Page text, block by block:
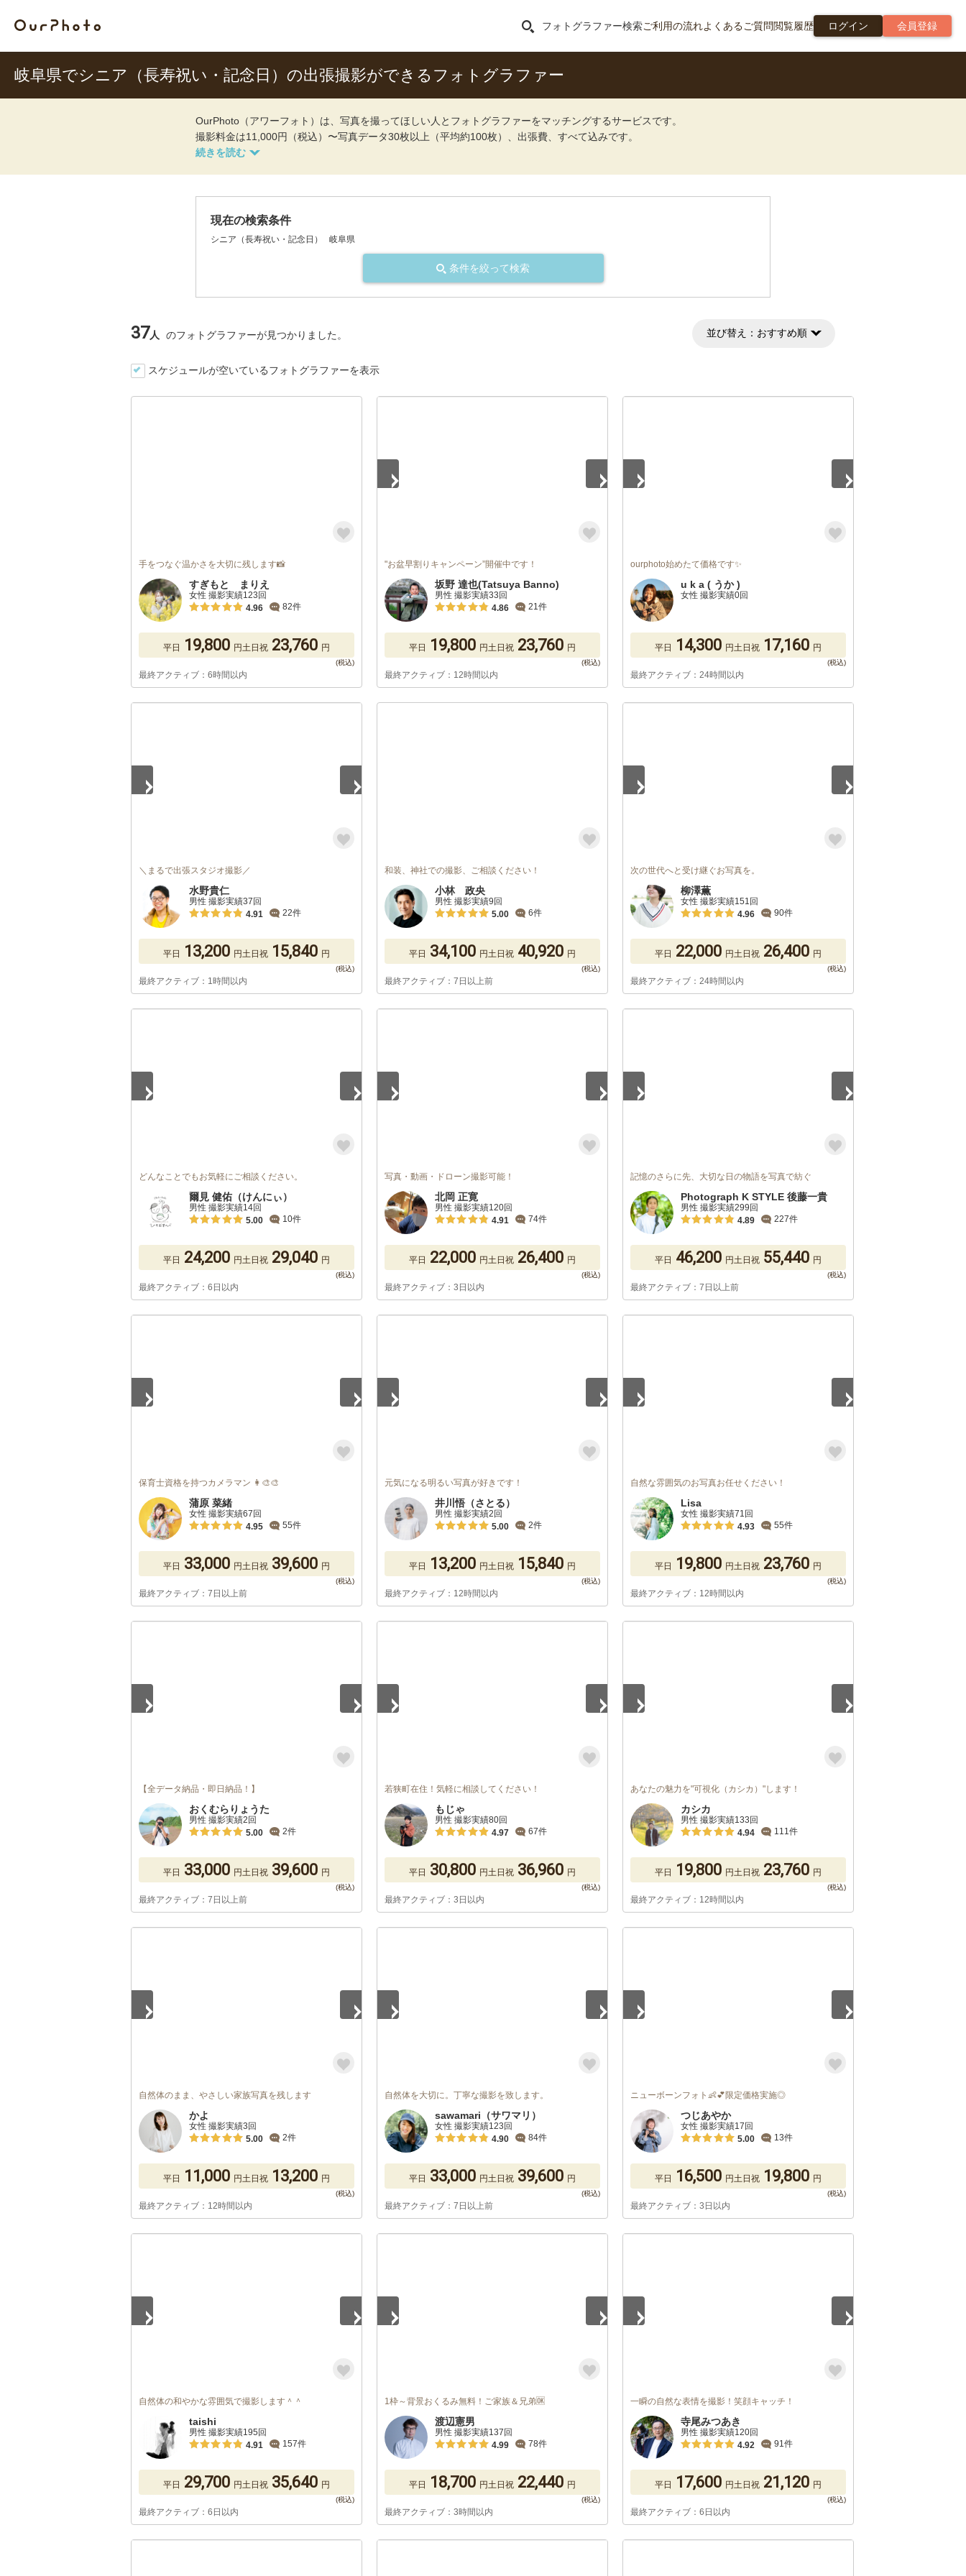
フォトグラファー検索ご利用の流れよくあるご質問閲覧履歴 ログイン 会員登録
岐阜県でシニア（長寿祝い・記念日）の出張撮影ができるフォトグラファー
OurPhoto（アワーフォト）は、写真を撮ってほしい人とフォトグラファーをマッチングするサービスです。
撮影料金は11,000円（税込）〜写真データ30枚以上（平均約100枚）、出張費、すべて込みです。
現在の検索条件
シニア（長寿祝い・記念日） 岐阜県
条件を絞って検索
37人 のフォトグラファーが見つかりました。 並び替え： おすすめ順
スケジュールが空いているフォトグラファーを表示
手をつなぐ温かさを大切に残します📸
すぎもと まりえ
女性 撮影実績123回
4.96
82件
平日 19,800 円土日祝 23,760 円
最終アクティブ：6時間以内
"お盆早割りキャンペーン”開催中です！
坂野 達也(Tatsuya Banno)
男性 撮影実績33回
4.86
21件
平日 19,800 円土日祝 23,760 円
最終アクティブ：12時間以内
ourphoto始めたて価格です✨
u k a ( うか )
女性 撮影実績0回
平日 14,300 円土日祝 17,160 円
最終アクティブ：24時間以内
＼まるで出張スタジオ撮影／
水野貴仁
男性 撮影実績37回
4.91
22件
平日 13,200 円土日祝 15,840 円
最終アクティブ：1時間以内
和装、神社での撮影、ご相談ください！
小林 政央
男性 撮影実績9回
5.00
6件
平日 34,100 円土日祝 40,920 円
最終アクティブ：7日以上前
次の世代へと受け継ぐお写真を。
柳澤薫
女性 撮影実績151回
4.96
90件
平日 22,000 円土日祝 26,400 円
最終アクティブ：24時間以内
どんなことでもお気軽にご相談ください。
爾見 健佑（けんにぃ）
男性 撮影実績14回
5.00
10件
平日 24,200 円土日祝 29,040 円
最終アクティブ：6日以内
写真・動画・ドローン撮影可能！
北岡 正寛
男性 撮影実績120回
4.91
74件
平日 22,000 円土日祝 26,400 円
最終アクティブ：3日以内
記憶のさらに先、大切な日の物語を写真で紡ぐ
Photograph K STYLE 後藤一貴
男性 撮影実績299回
4.89
227件
平日 46,200 円土日祝 55,440 円
最終アクティブ：7日以上前
保育士資格を持つカメラマン 👩‍🎨🎨
蒲原 菜緒
女性 撮影実績67回
4.95
55件
平日 33,000 円土日祝 39,600 円
最終アクティブ：7日以上前
元気になる明るい写真が好きです！
井川悟（さとる）
男性 撮影実績2回
5.00
2件
平日 13,200 円土日祝 15,840 円
最終アクティブ：12時間以内
自然な雰囲気のお写真お任せください！
Lisa
女性 撮影実績71回
4.93
55件
平日 19,800 円土日祝 23,760 円
最終アクティブ：12時間以内
【全データ納品・即日納品！】
おくむらりょうた
男性 撮影実績2回
5.00
2件
平日 33,000 円土日祝 39,600 円
最終アクティブ：7日以上前
若狭町在住！気軽に相談してください！
もじゃ
男性 撮影実績80回
4.97
67件
平日 30,800 円土日祝 36,960 円
最終アクティブ：3日以内
あなたの魅力を"可視化（カシカ）"します！
カシカ
男性 撮影実績133回
4.94
111件
平日 19,800 円土日祝 23,760 円
最終アクティブ：12時間以内
自然体のまま、やさしい家族写真を残します
かよ
女性 撮影実績3回
5.00
2件
平日 11,000 円土日祝 13,200 円
最終アクティブ：12時間以内
自然体を大切に。丁寧な撮影を致します。
sawamari（サワマリ）
女性 撮影実績123回
4.90
84件
平日 33,000 円土日祝 39,600 円
最終アクティブ：7日以上前
ニューボーンフォト👶💕限定価格実施◎
つじあやか
女性 撮影実績17回
5.00
13件
平日 16,500 円土日祝 19,800 円
最終アクティブ：3日以内
自然体の和やかな雰囲気で撮影します＾＾
taishi
男性 撮影実績195回
4.91
157件
平日 29,700 円土日祝 35,640 円
最終アクティブ：6日以内
1枠～背景おくるみ無料！ご家族＆兄弟🆗
渡辺憲男
男性 撮影実績137回
4.99
78件
平日 18,700 円土日祝 22,440 円
最終アクティブ：3時間以内
一瞬の自然な表情を撮影！笑顔キャッチ！
寺尾みつあき
男性 撮影実績120回
4.92
91件
平日 17,600 円土日祝 21,120 円
最終アクティブ：6日以内